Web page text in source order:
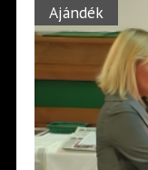
Ajándék